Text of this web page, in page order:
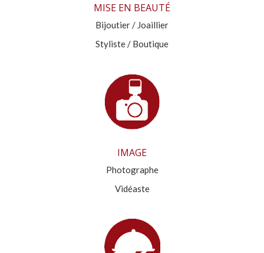
MISE EN BEAUTÉ
Bijoutier / Joaillier
Styliste / Boutique
IMAGE
Photographe
Vidéaste